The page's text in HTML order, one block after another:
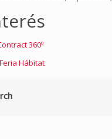
360º
Hábitat